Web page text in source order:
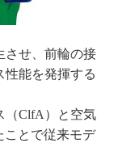
させ、前輪の接
性能を発揮する
（ClfA）と空気
ことで従来モデ